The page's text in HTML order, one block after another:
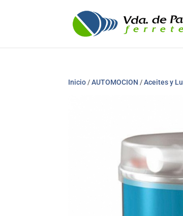
Inicio /AUTOMOCION /Aceites y